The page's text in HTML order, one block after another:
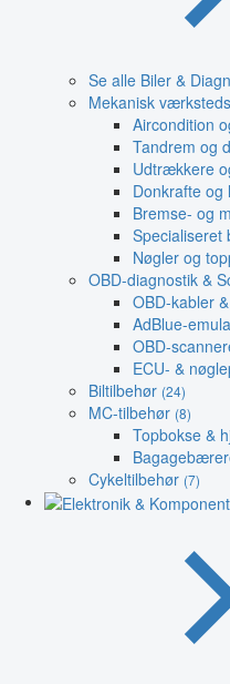
Se alle Biler &
Mekanisk
Aircondition
Tandrem og
Udtrækkere
Donkrafte og
Bremse- og
Specialiseret
Nøgler og
OBD-diagnostik &
OBD-kabler
AdBlue-
OBD-
ECU- &
Biltilbehør (24)
MC-tilbehør (8)
Topbokse &
Cykeltilbehør (7)